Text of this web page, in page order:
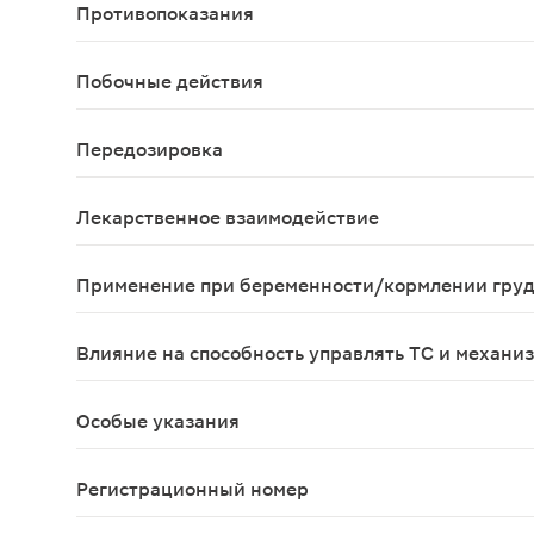
Противопоказания
Наличие факторов риска возникновения
Побочные действия
Передозировка
Лекарственное взаимодействие
Применение при беременности/кормлении
Влияние на способность управлять ТС и
Особые указания
Регистрационный номер